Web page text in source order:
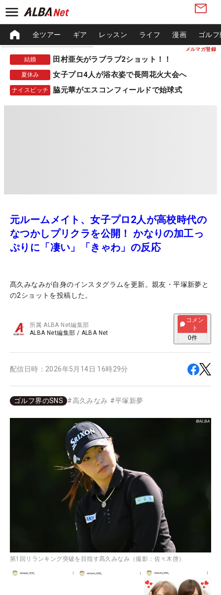
メルマガ登録
全ツアー ギア レッスン ライフ 漫画 ゴル
結婚 田村亜矢がラブラブ2ショット！！
夏休み 女子プロ4人が浴衣姿で長岡花火大会へ
ナイスピッチ 脇元華がエスコンフィールドで始球式
元ルームメイト、女子プロ2人が高校時代の
なつかしプリクラを公開！ かなりの加工っ
ぷりに「凄い」「きゃわ」の反応
髙久みなみが自身のインスタグラムを更新。親友・平塚新夢と
の2ショットを投稿した。
所属ALBA Net編集部
ALBA Net編集部 / ALBA Net
コメン
ト
0件
配信日時： 2026年5月14日 16時29分
ゴルフ界のSNS #高久みなみ #平塚新夢
第1回リランキング突破を目指す髙久みなみ（撮影：佐々木啓）